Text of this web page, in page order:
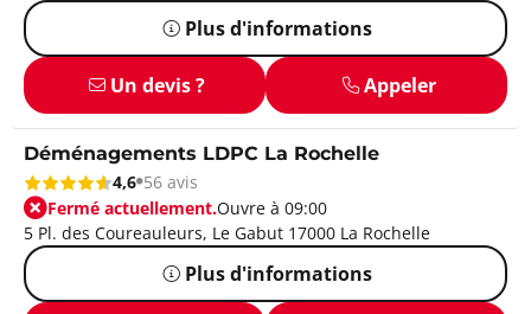
Plus d'informations
Un devis ? Appeler
Déménagements LDPC La Rochelle
4,6 56 avis
Fermé actuellement.Ouvre à 09:00
5 Pl. des Coureauleurs, Le Gabut 17000 La Rochelle
Plus d'informations